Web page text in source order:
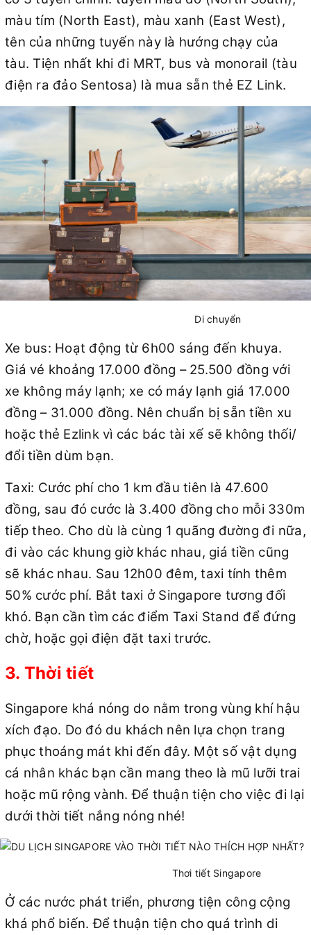
màu tím (North East), màu xanh (East West),
tên của những tuyến này là hướng chạy của
tàu. Tiện nhất khi đi MRT, bus và monorail (tàu
điện ra đảo Sentosa) là mua sẵn thẻ EZ Link.
Di chuyển
Xe bus: Hoạt động từ 6h00 sáng đến khuya.
Giá vé khoảng 17.000 đồng – 25.500 đồng với
xe không máy lạnh; xe có máy lạnh giá 17.000
đồng – 31.000 đồng. Nên chuẩn bị sẵn tiền xu
hoặc thẻ Ezlink vì các bác tài xế sẽ không thối/
đổi tiền dùm bạn.
Taxi: Cước phí cho 1 km đầu tiên là 47.600
đồng, sau đó cước là 3.400 đồng cho mỗi 330m
tiếp theo. Cho dù là cùng 1 quãng đường đi nữa,
đi vào các khung giờ khác nhau, giá tiền cũng
sẽ khác nhau. Sau 12h00 đêm, taxi tính thêm
50% cước phí. Bắt taxi ở Singapore tương đối
khó. Bạn cần tìm các điểm Taxi Stand để đứng
chờ, hoặc gọi điện đặt taxi trước.
3. Thời tiết
Singapore khá nóng do nằm trong vùng khí hậu
xích đạo. Do đó du khách nên lựa chọn trang
phục thoáng mát khi đến đây. Một số vật dụng
cá nhân khác bạn cần mang theo là mũ lưỡi trai
hoặc mũ rộng vành. Để thuận tiện cho việc đi lại
dưới thời tiết nắng nóng nhé!
Thơi tiết Singapore
Ở các nước phát triển, phương tiện công cộng
khá phổ biến. Để thuận tiện cho quá trình di